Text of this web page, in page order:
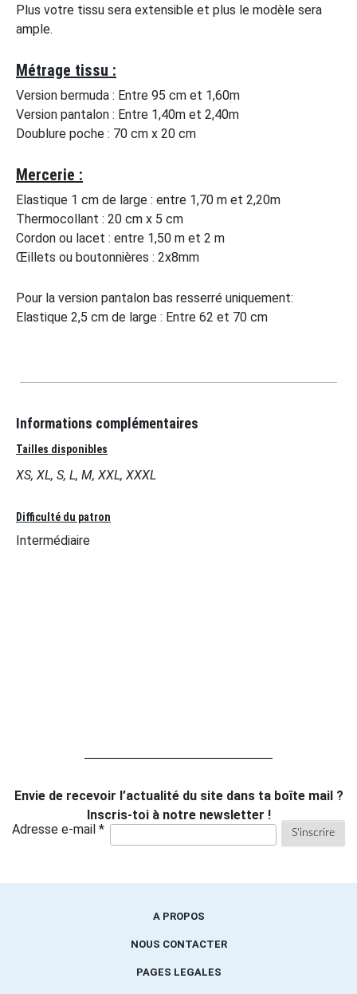
Plus votre tissu sera extensible et plus le modèle sera
ample.
Métrage tissu :
Version bermuda : Entre 95 cm et 1,60m
Version pantalon : Entre 1,40m et 2,40m
Doublure poche : 70 cm x 20 cm
Mercerie :
Elastique 1 cm de large : entre 1,70 m et 2,20m
Thermocollant : 20 cm x 5 cm
Cordon ou lacet : entre 1,50 m et 2 m
Œillets ou boutonnières : 2x8mm
Pour la version pantalon bas resserré uniquement:
Elastique 2,5 cm de large : Entre 62 et 70 cm
Informations complémentaires
Tailles disponibles
XS, XL, S, L, M, XXL, XXXL
Difficulté du patron
Intermédiaire
Envie de recevoir l’actualité du site dans ta boîte mail ?
Inscris-toi à notre newsletter !
Adresse e-mail *
A PROPOS
NOUS CONTACTER
PAGES LEGALES